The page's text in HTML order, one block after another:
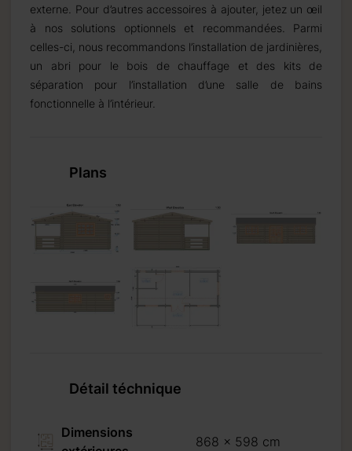
externe. Pour d’autres accessoires à ajouter, jetez un œil
à nos solutions optionnels et recommandées. Parmi
celles-ci, nous recommandons l’installation de jardinières,
un abri pour le bois de chauffage et des kits de
séparation pour l’installation d’une salle de bains
fonctionnelle à l’intérieur.
Plans
Détail téchnique
Dimensions
868 x 598 cm